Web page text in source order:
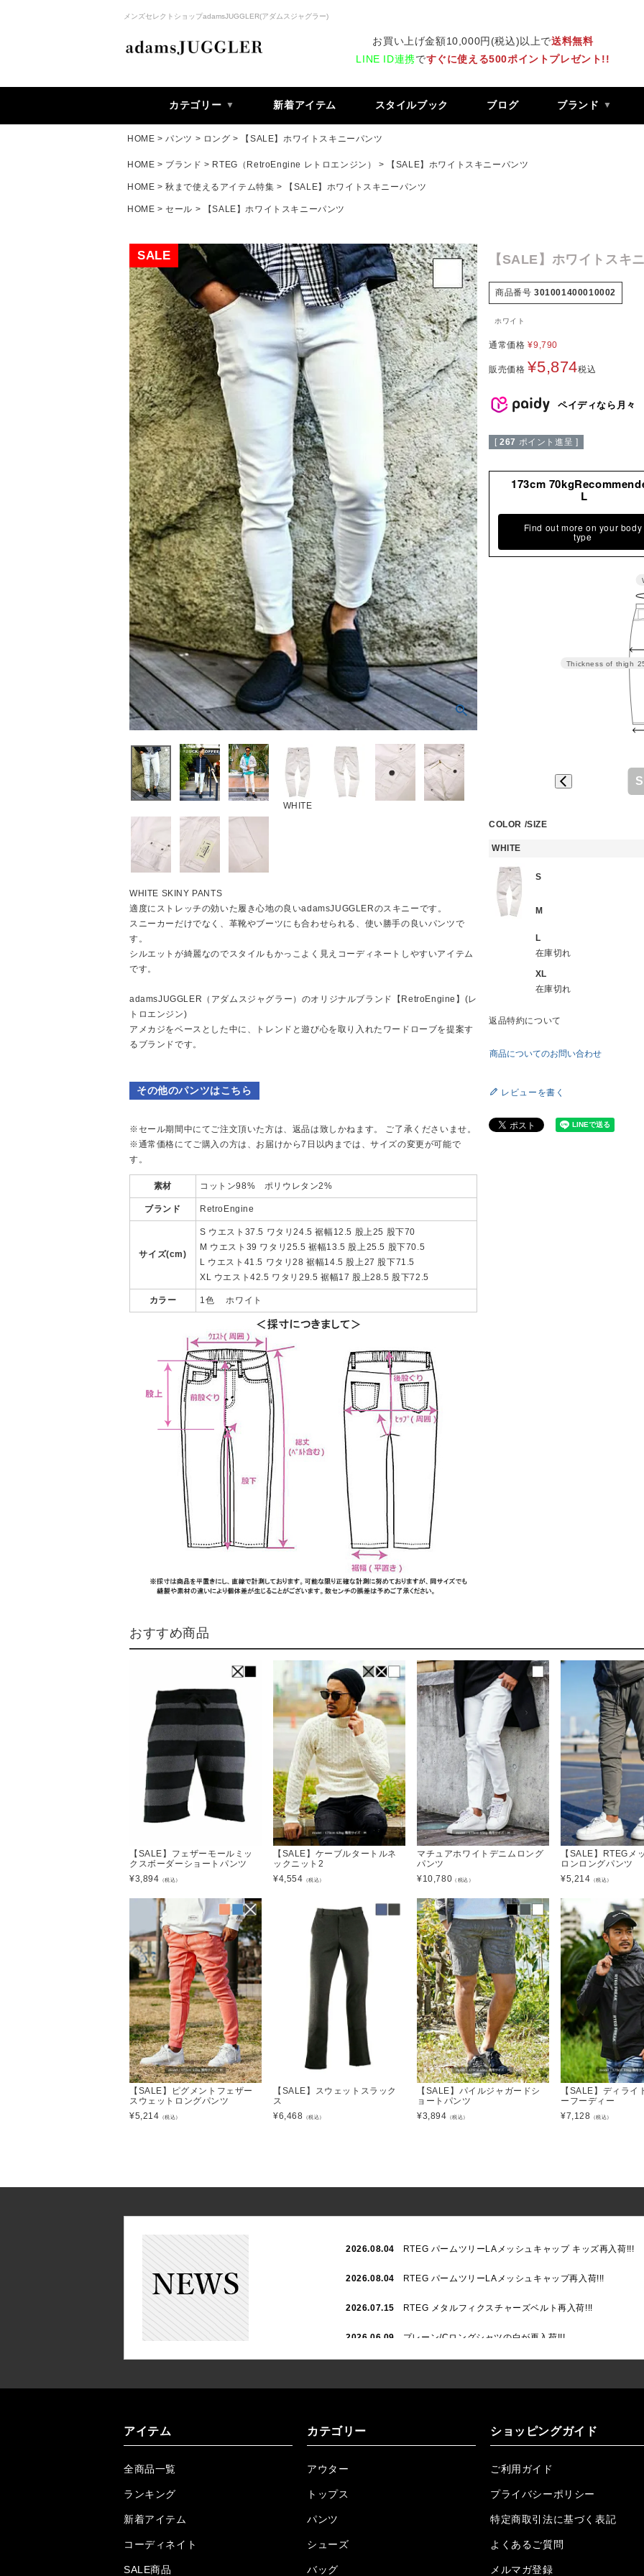
メンズセレクトショップadamsJUGGLER(アダムスジャグラー)
お買い上げ金額10,000円(税込)以上で送料無料
LINE ID連携ですぐに使える500ポイントプレゼント!!
カテゴリー 新着アイテム スタイルブック ブログ ブランド
HOME パンツ ロング 【SALE】ホワイトスキニーパンツ
HOME ブランド RTEG（RetroEngine レトロエンジン） 【SALE】ホワイトスキニーパンツ
HOME 秋まで使えるアイテム特集 【SALE】ホワイトスキニーパンツ
HOME セール 【SALE】ホワイトスキニーパンツ
WHITE
WHITE SKINY PANTS
適度にストレッチの効いた履き心地の良いadamsJUGGLERのスキニーです。
スニーカーだけでなく、革靴やブーツにも合わせられる、使い勝手の良いパンツで
す。
シルエットが綺麗なのでスタイルもかっこよく見えコーディネートしやすいアイテム
です。
adamsJUGGLER（アダムスジャグラー）のオリジナルブランド【RetroEngine】(レ
トロエンジン)
アメカジをベースとした中に、トレンドと遊び心を取り入れたワードローブを提案す
るブランドです。
その他のパンツはこちら
※セール期間中にてご注文頂いた方は、返品は致しかねます。 ご了承くださいませ。
※通常価格にてご購入の方は、お届けから7日以内までは、サイズの変更が可能で
す。
素材 コットン98% ポリウレタン2%
ブランド RetroEngine
サイズ(cm)
S ウエスト37.5 ワタリ24.5 裾幅12.5 股上25 股下70
M ウエスト39 ワタリ25.5 裾幅13.5 股上25.5 股下70.5
L ウエスト41.5 ワタリ28 裾幅14.5 股上27 股下71.5
XL ウエスト42.5 ワタリ29.5 裾幅17 股上28.5 股下72.5
カラー 1色 ホワイト
【SALE】ホワイトスキ
商品番号 301001400010002
ホワイト
通常価格 ¥9,790
販売価格 ¥5,874税込
ペイディなら月々
[ 267 ポイント進呈 ]
173cm
L
Find out more on your body
type
Thickness of thigh
S
COLOR SIZE
WHITE
S
M
L
在庫切れ
XL
在庫切れ
返品特約について
商品についてのお問い合わせ
レビューを書く
おすすめ商品
【SALE】フェザーモールミッ
クスボーダーショートパンツ
¥3,894 （税込）
【SALE】ケーブルタートルネ
ックニット2
¥4,554 （税込）
マチュアホワイトデニムロング
パンツ
¥10,780 （税込）
【SALE】RTEGメ
ロンロングパンツ
¥5,214 （税込）
【SALE】ピグメントフェザー
スウェットロングパンツ
¥5,214 （税込）
【SALE】スウェットスラック
ス
¥6,468 （税込）
【SALE】パイルジャガードシ
ョートパンツ
¥3,894 （税込）
【SALE】ディライ
ーフーディー
¥7,128 （税込）
2026.08.04 RTEG パームツリーLAメッシュキャップ キッズ再入荷!!!
2026.08.04 RTEG パームツリーLAメッシュキャップ再入荷!!!
2026.07.15 RTEG メタルフィクスチャーズベルト再入荷!!!
2026.06.09 プレーン/Cロングシャツの白が再入荷!!!
2026.05.08 24/フリンジデニムロングパンツ再入荷!!!
ケミカルブラックデニムロングパンツ再入荷!!!
2026.04.03 RTEG R.S&Dデニムロングパンツ再入荷!!!
RTEGO.Eショルダーバッグ入荷!!!
アイテム
全商品一覧
ランキング
新着アイテム
コーディネイト
SALE商品
カテゴリー
アウター
トップス
パンツ
シューズ
バッグ
ショッピングガイド
ご利用ガイド
プライバシーポリシー
特定商取引法に基づく表記
よくあるご質問
メルマガ登録